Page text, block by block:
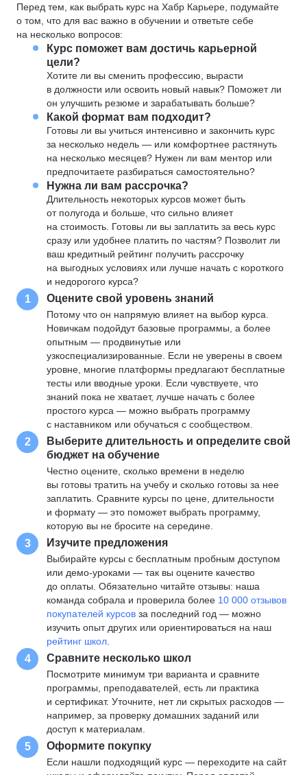
Перед тем, как выбрать курс на Хабр Карьере, подумайте
о том, что для вас важно в обучении и ответьте себе
на несколько вопросов:
Курс поможет вам достичь карьерной
цели?
Хотите ли вы сменить профессию, вырасти
в должности или освоить новый навык? Поможет ли
он улучшить резюме и зарабатывать больше?
Какой формат вам подходит?
Готовы ли вы учиться интенсивно и закончить курс
за несколько недель — или комфортнее растянуть
на несколько месяцев? Нужен ли вам ментор или
предпочитаете разбираться самостоятельно?
Нужна ли вам рассрочка?
Длительность некоторых курсов может быть
от полугода и больше, что сильно влияет
на стоимость. Готовы ли вы заплатить за весь курс
сразу или удобнее платить по частям? Позволит ли
ваш кредитный рейтинг получить рассрочку
на выгодных условиях или лучше начать с короткого
и недорогого курса?
1 Оцените свой уровень знаний
Потому что он напрямую влияет на выбор курса.
Новичкам подойдут базовые программы, а более
опытным — продвинутые или
узкоспециализированные. Если не уверены в своем
уровне, многие платформы предлагают бесплатные
тесты или вводные уроки. Если чувствуете, что
знаний пока не хватает, лучше начать с более
простого курса — можно выбрать программу
с наставником или обучаться с сообществом.
2
Выберите длительность и определите свой
бюджет на обучение
Честно оцените, сколько времени в неделю
вы готовы тратить на учебу и сколько готовы за нее
заплатить. Сравните курсы по цене, длительности
и формату — это поможет выбрать программу,
которую вы не бросите на середине.
3 Изучите предложения
Выбирайте курсы с бесплатным пробным доступом
или демо-уроками — так вы оцените качество
до оплаты. Обязательно читайте отзывы: наша
команда собрала и проверила более 10 000 отзывов
покупателей курсов за последний год — можно
изучить опыт других или ориентироваться на наш
рейтинг школ
4 Сравните несколько школ
Посмотрите минимум три варианта и сравните
программы, преподавателей, есть ли практика
и сертификат. Уточните, нет ли скрытых расходов —
например, за проверку домашних заданий или
доступ к материалам.
5 Оформите покупку
Если нашли подходящий курс — переходите на сайт